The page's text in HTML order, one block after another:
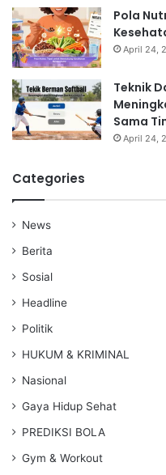
Pola
April 24,
Teknik
Sama
April 24,
Categories
News
Berita
Sosial
Headline
Politik
HUKUM & KRIMINAL
Nasional
Gaya Hidup Sehat
PREDIKSI BOLA
Gym & Workout